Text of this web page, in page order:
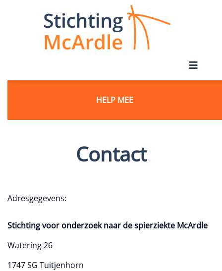
HELP MEE
Contact
Adresgegevens:
Stichting voor onderzoek naar de spierziekte McArdle
Watering 26
1747 SG Tuitjenhorn